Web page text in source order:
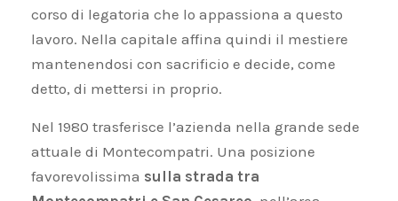
corso di legatoria che lo appassiona a questo
lavoro. Nella capitale affina quindi il mestiere
mantenendosi con sacrificio e decide, come
detto, di mettersi in proprio.
Nel 1980 trasferisce l’azienda nella grande sede
attuale di Montecompatri. Una posizione
favorevolissima sulla strada tra